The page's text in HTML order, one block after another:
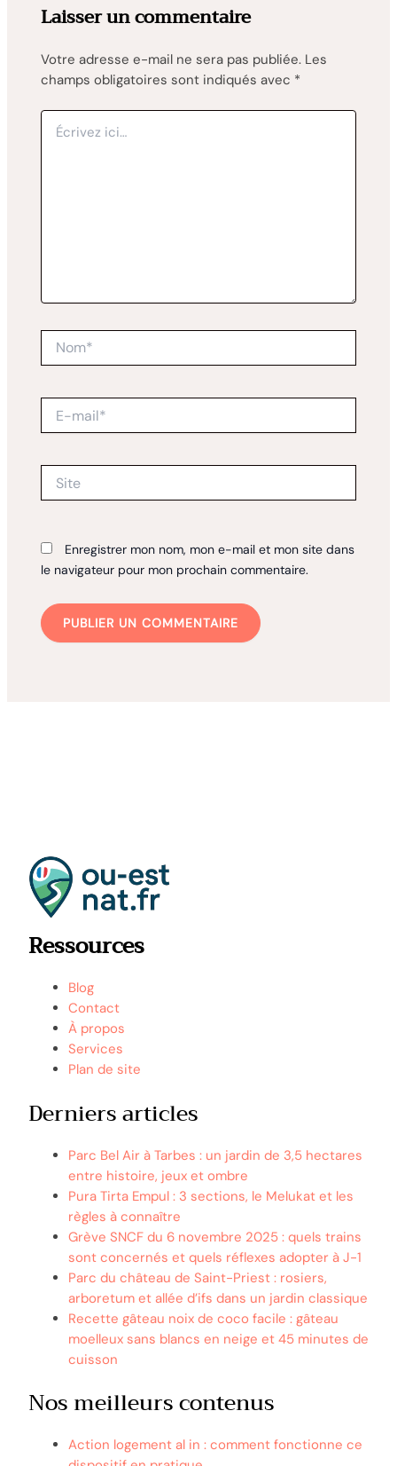
Laisser un commentaire
Votre adresse e-mail ne sera pas publiée. Les
champs obligatoires sont indiqués avec *
Écrivez
ici…
mail*
Enregistrer mon nom, mon e-mail et mon site dans
le navigateur pour mon prochain commentaire.
Ressources
Blog
Contact
À propos
Services
Plan de site
Derniers articles
Parc Bel Air à Tarbes : un jardin de 3,5 hectares
entre histoire, jeux et ombre
Pura Tirta Empul : 3 sections, le Melukat et les
règles à connaître
Grève SNCF du 6 novembre 2025 : quels trains
sont concernés et quels réflexes adopter à J-1
Parc du château de Saint-Priest : rosiers,
arboretum et allée d’ifs dans un jardin classique
Recette gâteau noix de coco facile : gâteau
moelleux sans blancs en neige et 45 minutes de
cuisson
Nos meilleurs contenus
Action logement al in : comment fonctionne ce